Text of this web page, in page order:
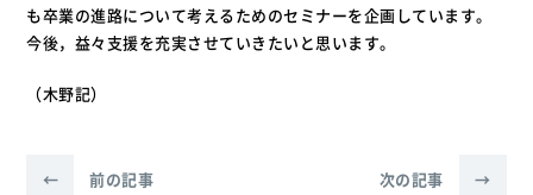
も卒業の進路について考えるためのセミナーを企画しています。
今後，益々支援を充実させていきたいと思います。
（木野記）
← 前の記事 次の記事 →